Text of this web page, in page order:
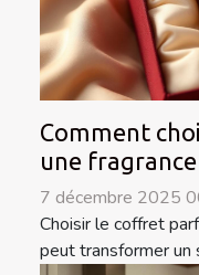
Comment
une
7 décembre 2025
Choisir le coffret
peut transformer un